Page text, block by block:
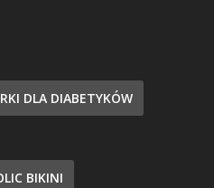
DLA DIABETYKÓW
BIKINI